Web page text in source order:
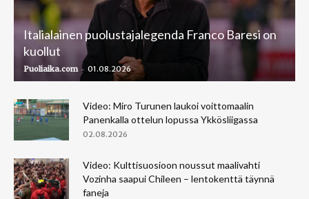
Italialainen puolustajalegenda Franco Baresi on
kuollut
Puoliaika.com - 01.08.2026
Video: Miro Turunen laukoi voittomaalin
Panenkalla ottelun lopussa Ykkösliigassa
02.08.2026
Video: Kulttisuosioon noussut maalivahti
Vozinha saapui Chileen – lentokenttä täynnä
faneja